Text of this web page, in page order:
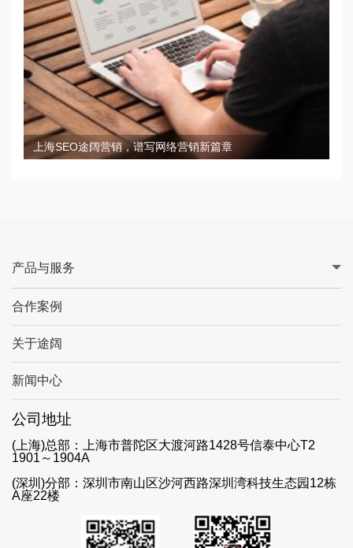
上海SEO途阔营销，谱写网络营销新篇章
产品与服务
合作案例
关于途阔
新闻中心
公司地址
(上海)总部：上海市普陀区大渡河路1428号信泰中心T2
1901～1904A
(深圳)分部：深圳市南山区沙河西路深圳湾科技生态园12栋
A座22楼